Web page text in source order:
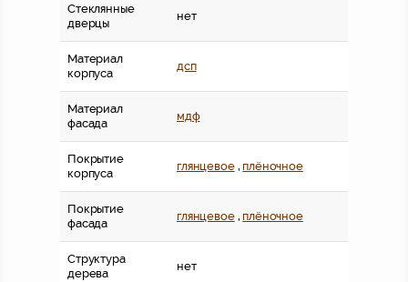
Стеклянные
дверцы
нет
Материал
корпуса
дсп
Материал
фасада
мдф
Покрытие
корпуса
глянцевое, плёночное
Покрытие
фасада
глянцевое, плёночное
Структура
дерева
нет